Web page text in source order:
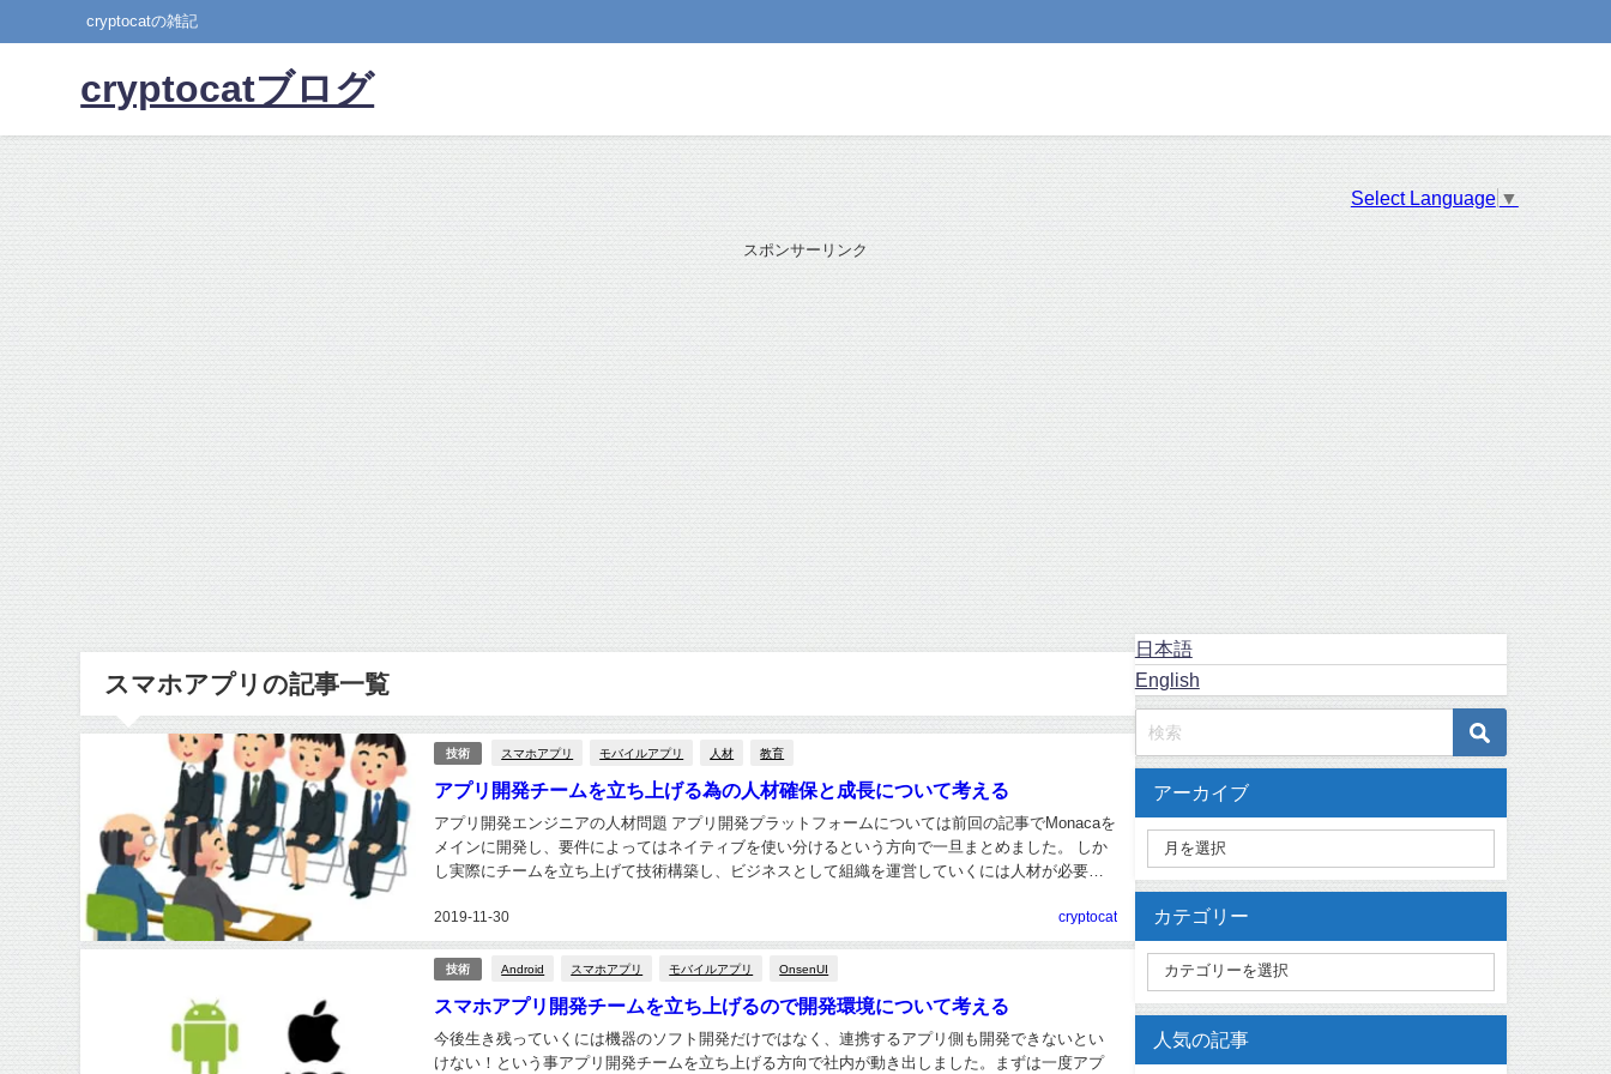
cryptocatの雑記
cryptocatブログ
Select Language ▼
スポンサーリンク
スマホアプリの記事一覧
技術 スマホアプリ モバイルアプリ 人材 教育
アプリ開発チームを立ち上げる為の人材確保と成長について考える
2019-11-30
アプリ開発エンジニアの人材問題 アプリ開発プラットフォームについては前回の記事でMonacaを
メインに開発し、要件によってはネイティブを使い分けるという方向で一旦まとめました。 しか
し実際にチームを立ち上げて技術構築し、ビジネスとして組織を運営していくには人材が必要で
cryptocat
技術 Android スマホアプリ モバイルアプリ OnsenUI
スマホアプリ開発チームを立ち上げるので開発環境について考える
今後生き残っていくには機器のソフト開発だけではなく、連携するアプリ側も開発できないとい
けない！という事アプリ開発チームを立ち上げる方向で社内が動き出しました。まずは一度アプ
日本語
English
アーカイブ
カテゴリー
人気の記事